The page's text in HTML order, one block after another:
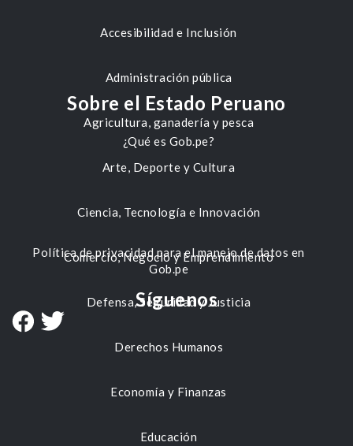
Accesibilidad e Inclusión
Administración pública
Agricultura, ganadería y pesca
Arte, Deporte y Cultura
Ciencia, Tecnología e Innovación
Comercio, Negocio y Emprendimiento
Defensa, Seguridad y Justicia
Derechos Humanos
Economía y Finanzas
Educación
Sobre el Estado Peruano
¿Qué es Gob.pe?
Política de privacidad para el manejo de datos en
Gob.pe
Síguenos